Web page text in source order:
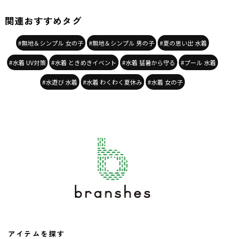
関連おすすめタグ
#無地＆シンプル 女の子 #無地＆シンプル 男の子 #夏の思い出 水着
#水着 UV対策 #水着 ときめきイベント #水着 猛暑から守る #プール 水着
#水遊び 水着 #水着 わくわく夏休み #水着 女の子
アイテムを探す